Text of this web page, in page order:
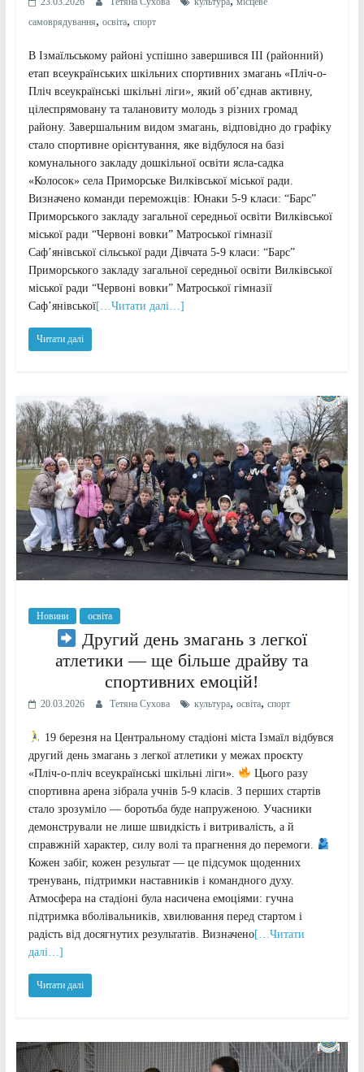
самоврядування, освіта, спорт
В Ізмаїльському районі успішно завершився ІІІ (районний)
етап всеукраїнських шкільних спортивних змагань «Пліч-о-
Пліч всеукраїнські шкільні ліги», який об’єднав активну,
цілеспрямовану та талановиту молодь з різних громад
району. Завершальним видом змагань, відповідно до графіку
стало спортивне орієнтування, яке відбулося на базі
комунального закладу дошкільної освіти ясла-садка
«Колосок» села Приморське Вилківської міської ради.
Визначено команди переможців: Юнаки 5-9 класи: “Барс”
Приморського закладу загальної середньої освіти Вилківської
міської ради “Червоні вовки” Матроської гімназії
Саф’янівської сільської ради Дівчата 5-9 класи: “Барс”
Приморського закладу загальної середньої освіти Вилківської
міської ради “Червоні вовки” Матроської гімназії
Саф’янівської[…Читати далі…]
Читати далі
Новини освіта
Другий день змагань з легкої
атлетики — ще більше драйву та
спортивних емоцій!
20.03.2026 Тетяна Сухова культура, освіта, спорт
19 березня на Центральному стадіоні міста Ізмаїл відбувся
другий день змагань з легкої атлетики у межах проєкту
«Пліч-о-пліч всеукраїнські шкільні ліги».
Цього разу
спортивна арена зібрала учнів 5-9 класів. З перших стартів
стало зрозуміло — боротьба буде напруженою. Учасники
демонстрували не лише швидкість і витривалість, а й
справжній характер, силу волі та прагнення до перемоги.
Кожен забіг, кожен результат — це підсумок щоденних
тренувань, підтримки наставників і командного духу.
Атмосфера на стадіоні була насичена емоціями: гучна
підтримка вболівальників, хвилювання перед стартом і
радість від досягнутих результатів. Визначено[…Читати
далі…]
Читати далі